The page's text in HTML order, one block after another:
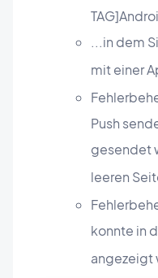
...in dem
mit einer
Push
gesendet
leeren
konnte in
angezeigt